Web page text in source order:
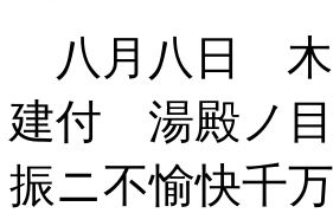
八月八日 木
建付 湯殿ノ
振ニ不愉快千万